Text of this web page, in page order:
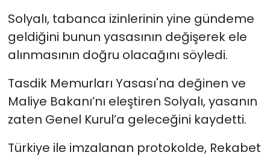
Solyalı, tabanca izinlerinin yine gündeme
geldiğini bunun yasasının değişerek ele
alınmasının doğru olacağını söyledi.
Tasdik Memurları Yasası'na değinen ve
Maliye Bakanı’nı eleştiren Solyalı, yasanın
zaten Genel Kurul’a geleceğini kaydetti.
Türkiye ile imzalanan protokolde, Rekabet